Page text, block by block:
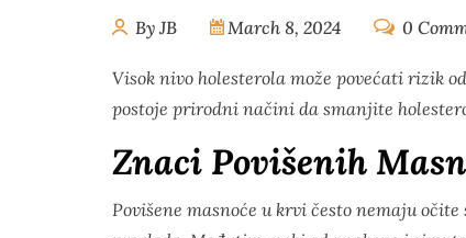
By JB March 8, 2024 0
Visok nivo holesterola može povećati rizik
postoje prirodni načini da smanjite
Znaci Povišenih
Povišene masnoće u krvi često nemaju